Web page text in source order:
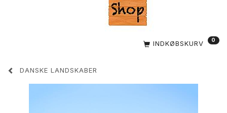
INDKØBSKURV 0
DANSKE LANDSKABER